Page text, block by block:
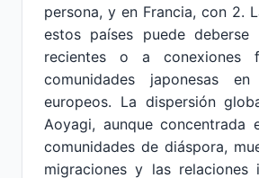
persona, y en Francia, con 2.
estos países puede deberse
recientes o a conexiones
comunidades japonesas
europeos. La dispersión
Aoyagi, aunque concentrada
comunidades de diáspora,
migraciones y las relaciones